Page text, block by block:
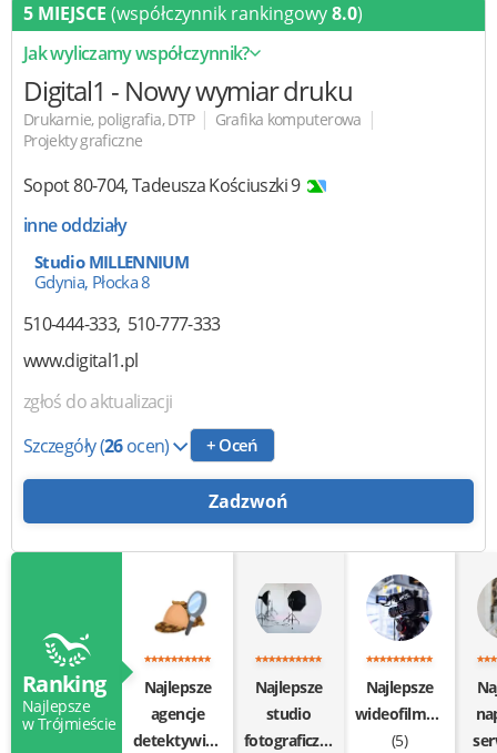
5 MIEJSCE (współczynnik rankingowy8.0)
Jak wyliczamy współczynnik?
Digital1 - Nowy wymiar druku
Drukarnie, poligrafia, DTP | Grafika komputerowa |
Projekty graficzne
Sopot80-704,Tadeusza Kościuszki 9
inne oddziały
Studio MILLENNIUM
Gdynia, Płocka 8
510-444-333 510-777-333
www.digital1.pl
zgłoś do aktualizacji
Szczegóły(26ocen) + Oceń
Zadzwoń
Ranking
Najlepsze
w Trójmieście
Najlepsze
agencje
detektywistyczne
Najlepsze
studio
fotograficzne
Najlepsze
wideofilmowanie
(5)